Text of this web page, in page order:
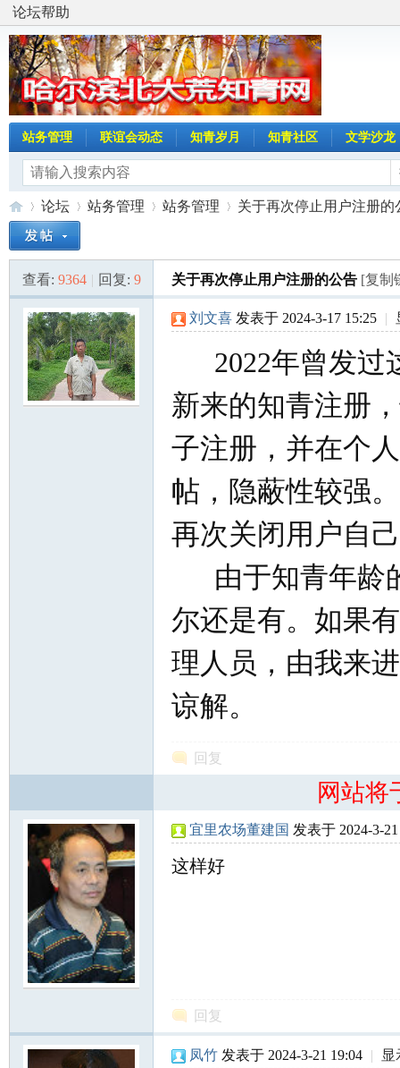
论坛帮助
站务管理 联谊会动态 知青岁月 知青社区 文学沙龙
哈»
论坛
›
站务管理 站务管理
›
关于再次停止用户注册的
查看: 9364 | 回复: 9 关于再次停止用户注册的公告 [复制
刘文喜 发表于 2024-3-17 15:25 |
2022年曾发过
新来的知青注册
子注册，并在个
帖，隐蔽性较强
再次关闭用户自
由于知青年龄
尔还是有。如果
理人员，由我来
谅解。
回复
网站将
宜里农场董建国 发表于 2024-3-
这样好
回复
凤竹 发表于 2024-3-21 19:04 | 显